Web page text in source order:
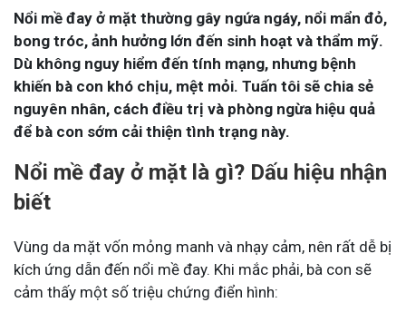
Nổi mề đay ở mặt thường gây ngứa ngáy, nổi mẩn đỏ,
bong tróc, ảnh hưởng lớn đến sinh hoạt và thẩm mỹ.
Dù không nguy hiểm đến tính mạng, nhưng bệnh
khiến bà con khó chịu, mệt mỏi. Tuấn tôi sẽ chia sẻ
nguyên nhân, cách điều trị và phòng ngừa hiệu quả
để bà con sớm cải thiện tình trạng này.
Nổi mề đay ở mặt là gì? Dấu hiệu nhận
biết
Vùng da mặt vốn mỏng manh và nhạy cảm, nên rất dễ bị
kích ứng dẫn đến nổi mề đay. Khi mắc phải, bà con sẽ
cảm thấy một số triệu chứng điển hình: